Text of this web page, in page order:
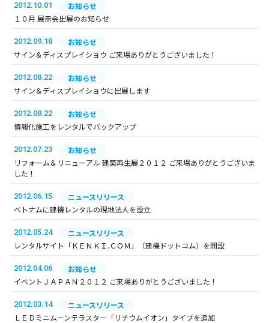
2012.10.01
お知らせ
１０月 展示会出展のお知らせ
2012.09.18
お知らせ
サイン＆ディスプレイショウ ご来場ありがとうございました！
2012.08.22
お知らせ
サイン＆ディスプレイショウに出展します
2012.08.22
お知らせ
情報化施工をレンタルでバックアップ
2012.07.23
お知らせ
リフォーム＆リニューアル 建築再生展２０１２ ご来場ありがとうございま
した！
2012.06.15
ニュースリリース
ベトナムに建機レンタルの現地法人を設立
2012.05.24
ニュースリリース
レンタルサイト「ＫＥＮＫＩ.ＣＯＭ」（建機ドットコム）を開設
2012.04.06
お知らせ
イベントＪＡＰＡＮ２０１２ ご来場ありがとうございました！
2012.03.14
ニュースリリース
ＬＥＤミニムーンテラスター「リチウムイオン」タイプを追加